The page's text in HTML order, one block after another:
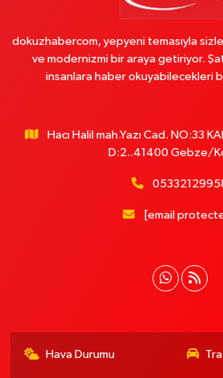
dokuzhabercom, yepyeni temasıyla
ve modernizmi bir araya getiriyor.
insanlara haber okuyabilecekleri
Hacı Halil mah.Yazı Cad. NO:33
D:2..41400 Gebze/
[email
Hava Durumu